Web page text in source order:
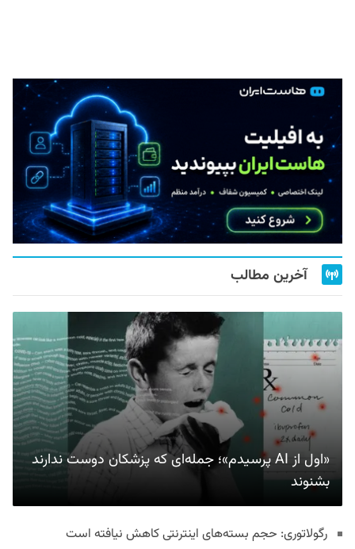
آخرین مطالب
«اول از AI پرسیدم»؛ جمله‌ای که پزشکان دوست ندارند
بشنوند
رگولاتوری: حجم بسته‌های اینترنتی کاهش نیافته است